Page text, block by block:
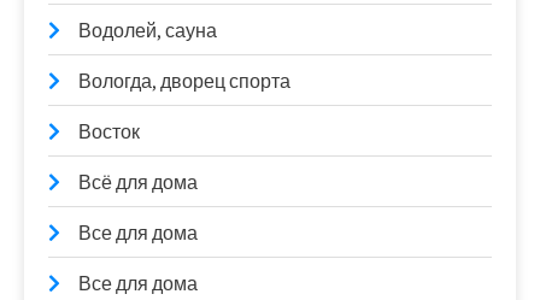
Водолей, сауна
Вологда, дворец спорта
Восток
Всё для дома
Все для дома
Все для дома